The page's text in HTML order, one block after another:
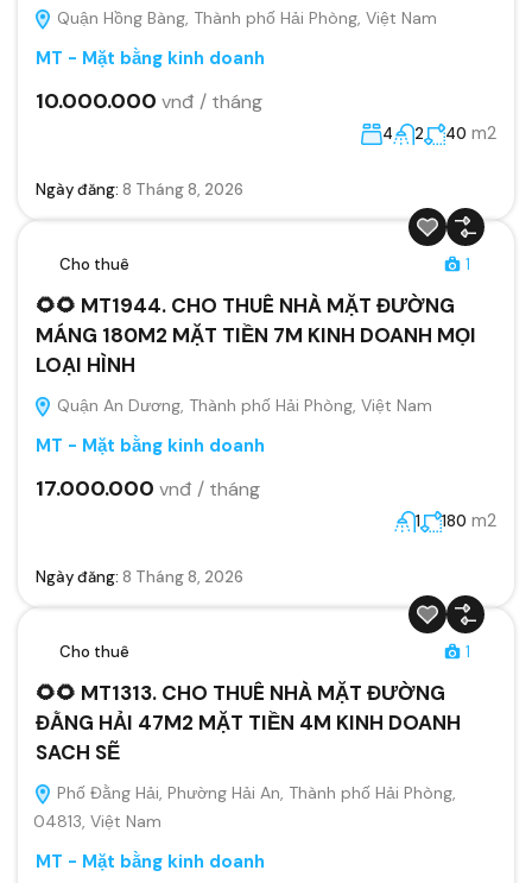
Quận Hồng Bàng, Thành phố Hải Phòng, Việt Nam
MT - Mặt bằng kinh doanh
10.000.000 vnđ / tháng
4 2 40 m2
Ngày đăng: 8 Tháng 8, 2026
Cho thuê 1
🌻🌻 MT1944. CHO THUÊ NHÀ MẶT ĐƯỜNG
MÁNG 180M2 MẶT TIỀN 7M KINH DOANH MỌI
LOẠI HÌNH
Quận An Dương, Thành phố Hải Phòng, Việt Nam
MT - Mặt bằng kinh doanh
17.000.000 vnđ / tháng
1 180 m2
Ngày đăng: 8 Tháng 8, 2026
Cho thuê 1
🌻🌻 MT1313. CHO THUÊ NHÀ MẶT ĐƯỜNG
ĐẰNG HẢI 47M2 MẶT TIỀN 4M KINH DOANH
SACH SẼ
Phố Đằng Hải, Phường Hải An, Thành phố Hải Phòng,
04813, Việt Nam
MT - Mặt bằng kinh doanh